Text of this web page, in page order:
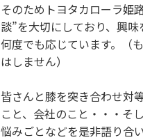
そのためトヨタカローラ姫
談”を大切にしており、興味
何度でも応じています。（
はしません）
皆さんと膝を突き合わせ対
こと、会社のこと・・・そ
悩みごとなどを是非語り合